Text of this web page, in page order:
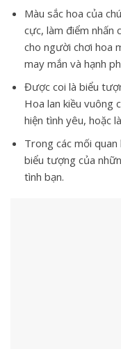
Màu sắc hoa của
cực, làm điểm nhấn
cho người chơi hoa
may mắn và hạnh
Được coi là biểu
Hoa lan kiều vuông
hiện tình yêu, hoặc
Trong các mối quan
biểu tượng của
tình bạn.